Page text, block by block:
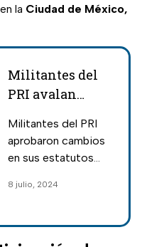
la Ciudad de México,
Militantes del
PRI avalan
Alito Moreno
Militantes del PRI
aprobaron cambios
en sus estatutos
Alito Moreno podría
2032.
8 julio, 2024